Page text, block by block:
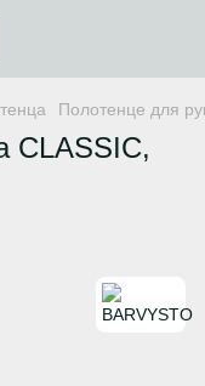
Полотенце для
CLASSIC,